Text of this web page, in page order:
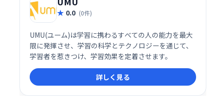
0.0 (0件)
UMU(ユーム)は学習に携わるすべての人の能力を最大
限に発揮させ、学習の科学とテクノロジーを通じて、
学習者を惹きつけ、学習効果を定着させます。
詳しく見る